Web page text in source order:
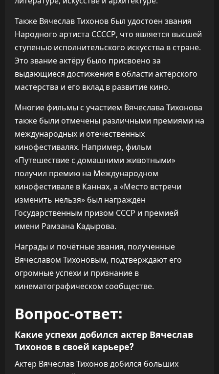
Также Вячеслав Тихонов был удостоен звания
Народного артиста ССССР, что является высшей
ступенью исполнительского искусства в стране.
Это звание актёру было присвоено за
выдающиеся достижения в области актёрского
мастерства и его вклад в развитие кино.
Многие фильмы с участием Вячеслава Тихонова
также были отмечены различными премиями на
международных и отечественных
кинофестивалях. Например, фильм
«Путешествие с домашними животными»
получил премию на Международном
кинофестивале в Каннах, а «Место встречи
изменить нельзя» был награждён
Государственным призом СССР и премией
имени Рамзана Кадырова.
Награды и почётные звания, полученные
Вячеславом Тихоновым, подтверждают его
огромные успехи и признание в
кинематографическом сообществе.
Вопрос-ответ:
Какие успехи добился актер Вячеслав
Тихонов в своей карьере?
Актер Вячеслав Тихонов добился больших